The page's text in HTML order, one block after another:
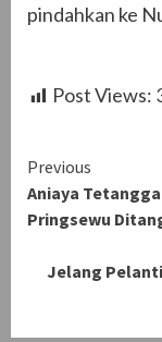
pindahkan ke
Post Views:
Continue
Reading
Previous
Aniaya
Pringsewu
Jelang